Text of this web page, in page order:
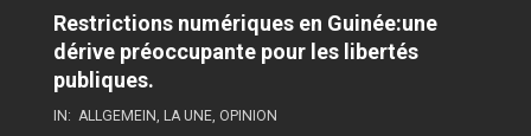
Restrictions numériques en Guinée:une
dérive préoccupante pour les libertés
publiques.
IN: ALLGEMEIN LA UNE OPINION